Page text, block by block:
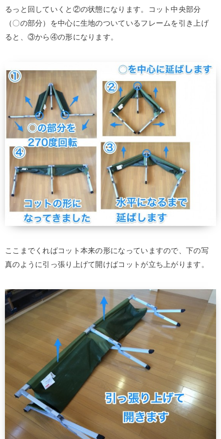
るっと回していくと②の状態になります。コット中央部分
（〇の部分）を中心に生地のついているフレームを引き上げ
ると、③から④の形になります。
ここまでくればコット本来の形になっていますので、下の写
真のように引っ張り上げて開けばコットが立ち上がります。